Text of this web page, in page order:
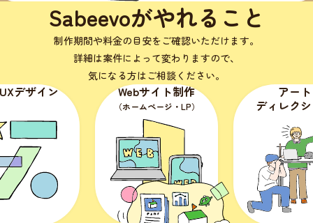
Sabeevoがやれること
制作期間や料金の目安をご確認いただけます。
詳細は案件によって変わりますので、
気になる方はご相談ください。
デザイン Webサイト制作
（ホームページ・LP）
アート
ディレク